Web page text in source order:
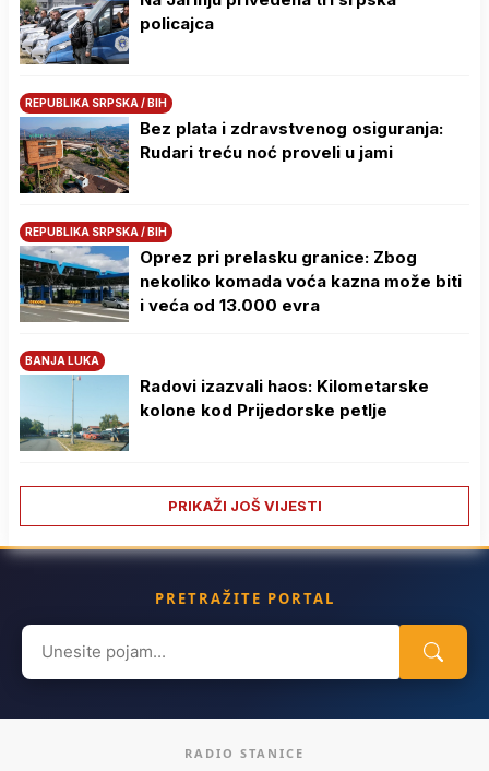
policajca
REPUBLIKA SRPSKA / BIH
Bez plata i zdravstvenog osiguranja:
Rudari treću noć proveli u jami
REPUBLIKA SRPSKA / BIH
Oprez pri prelasku granice: Zbog
nekoliko komada voća kazna može biti
i veća od 13.000 evra
BANJA LUKA
Radovi izazvali haos: Kilometarske
kolone kod Prijedorske petlje
PRIKAŽI JOŠ VIJESTI
PRETRAŽITE PORTAL
Search
for:
RADIO STANICE